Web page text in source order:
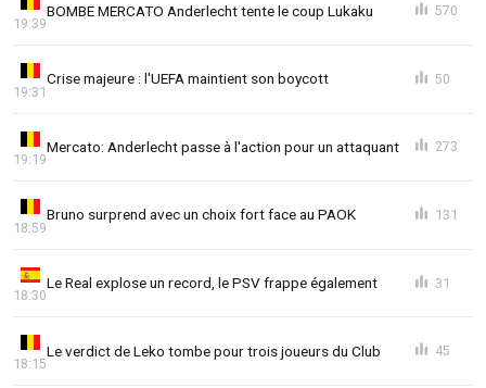
BOMBE MERCATO Anderlecht tente le coup Lukaku
19:39
570
Crise majeure : l'UEFA maintient son boycott
19:31
50
Mercato: Anderlecht passe à l'action pour un attaquant
19:19
273
Bruno surprend avec un choix fort face au PAOK
18:59
131
Le Real explose un record, le PSV frappe également
18:30
31
Le verdict de Leko tombe pour trois joueurs du Club
18:15
45